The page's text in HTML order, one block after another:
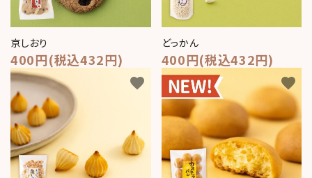
京しおり
400円(税込432円)
どっかん
400円(税込432円)
favorite favorite